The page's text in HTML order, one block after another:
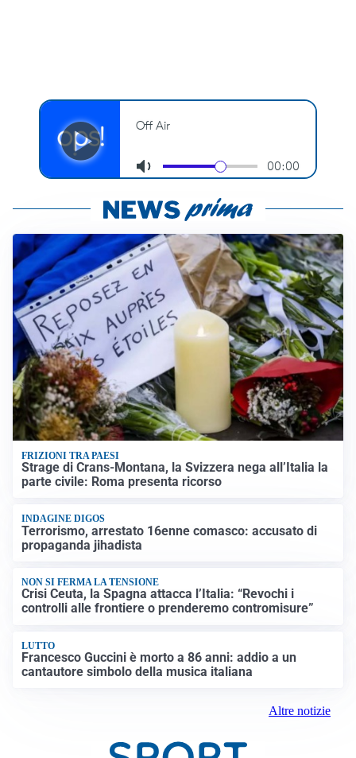
FRIZIONI TRA PAESI
Strage di Crans-Montana, la Svizzera nega all’Italia la
parte civile: Roma presenta ricorso
INDAGINE DIGOS
Terrorismo, arrestato 16enne comasco: accusato di
propaganda jihadista
NON SI FERMA LA TENSIONE
Crisi Ceuta, la Spagna attacca l’Italia: “Revochi i
controlli alle frontiere o prenderemo contromisure”
LUTTO
Francesco Guccini è morto a 86 anni: addio a un
cantautore simbolo della musica italiana
Altre notizie